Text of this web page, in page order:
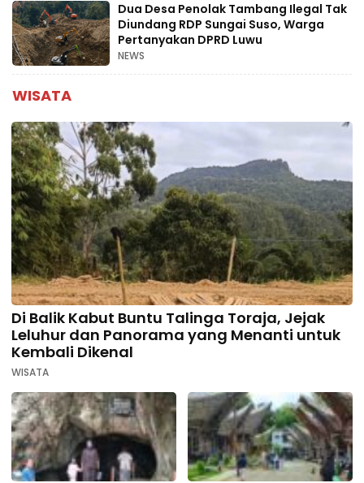
Dua Desa Penolak Tambang Ilegal Tak
Diundang RDP Sungai Suso, Warga
Pertanyakan DPRD Luwu
NEWS
WISATA
Di Balik Kabut Buntu Talinga Toraja, Jejak
Leluhur dan Panorama yang Menanti untuk
Kembali Dikenal
WISATA